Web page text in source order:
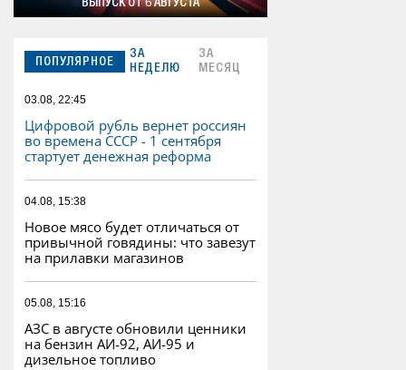
ВЫПУСК ОТ 6 АВГУСТА
ПОПУЛЯРНОЕ
ЗА
НЕДЕЛЮ
ЗА
МЕСЯЦ
03.08, 22:45
Цифровой рубль вернет россиян
во времена СССР - 1 сентября
стартует денежная реформа
04.08, 15:38
Новое мясо будет отличаться от
привычной говядины: что завезут
на прилавки магазинов
05.08, 15:16
АЗС в августе обновили ценники
на бензин АИ-92, АИ-95 и
дизельное топливо